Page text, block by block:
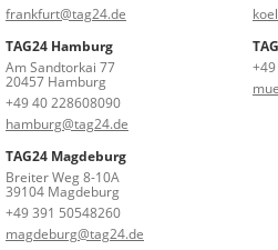
frankfurt@tag24.de
TAG24 Hamburg
Am Sandtorkai 77
20457 Hamburg
+49 40 228608090
hamburg@tag24.de
TAG24 Magdeburg
Breiter Weg 8-10A
39104 Magdeburg
+49 391 50548260
magdeburg@tag24.de